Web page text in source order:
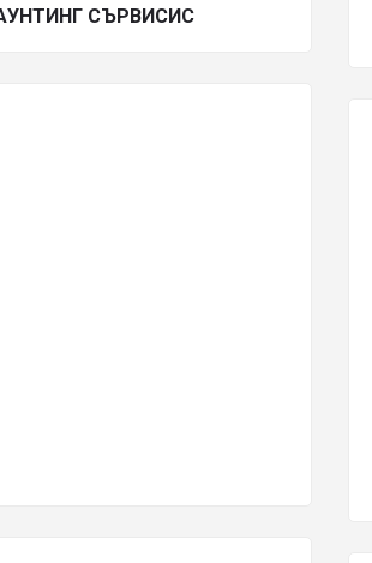
СЪРВИСИС